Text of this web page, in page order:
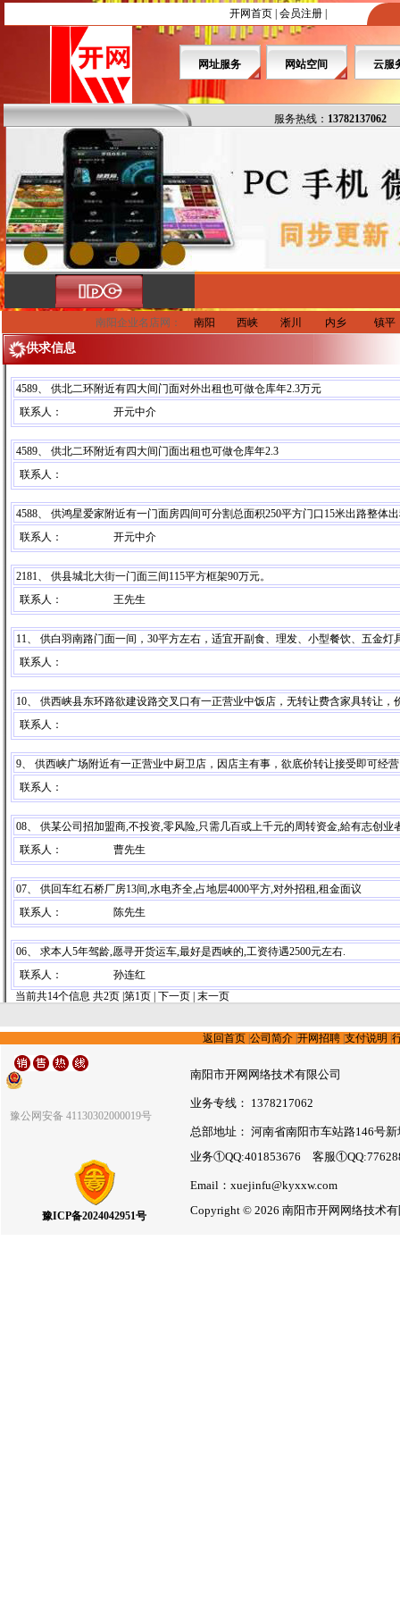
开网首页 会员注册
网址服务 网站空间 云服
服务热线： 13782137062
南阳企业名店网： 南阳 西峡 淅川 内乡 镇平
供求信息
4589、 供北二环附近有四大间门面对外出租也可做仓库年2.3万元
联系人：
开元中介
4589、 供北二环附近有四大间门面出租也可做仓库年2.3
联系人：
4588、 供鸿星爱家附近有一门面房四间可分割总面积250平方门口15米出路整体
联系人：
开元中介
2181、 供县城北大街一门面三间115平方框架90万元。
联系人：
王先生
11、 供白羽南路门面一间，30平方左右，适宜开副食、理发、小型餐饮、五金
联系人：
10、 供西峡县东环路欲建设路交叉口有一正营业中饭店，无转让费含家具转让，
联系人：
9、 供西峡广场附近有一正营业中厨卫店，因店主有事，欲底价转让接受即可经
联系人：
08、 供某公司招加盟商,不投资,零风险,只需几百或上千元的周转资金,給有志创业
联系人：
曹先生
07、 供回车红石桥厂房13间,水电齐全,占地层4000平方,对外招租,租金面议
联系人：
陈先生
06、 求本人5年驾龄,愿寻开货运车,最好是西峡的,工资待遇2500元左右.
联系人：
孙连红
当前共14个信息 共2页 |第1页 | 下一页 末一页
返回首页 |公司简介 |开网招聘 |支付说明 |
豫公网安备 41130302000019号
豫ICP备2024042951号
南阳市开网网络技术有限公司
业务专线： 1378217062
总部地址： 河南省南阳市车站路146号
业务①QQ:401853676 客服
Email：xuejinfu@kyxxw.com
Copyright © 2026 南阳市开网网络技术